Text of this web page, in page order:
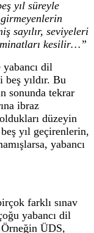
yıl süreyle
sayılır, seviyeleri
kesilir…”
yabancı dil
beş yıldır. Bu
sonunda tekrar
ibraz
düzeyin
yıl geçirenlerin,
yabancı
farklı sınav
yabancı dil
ÜDS,